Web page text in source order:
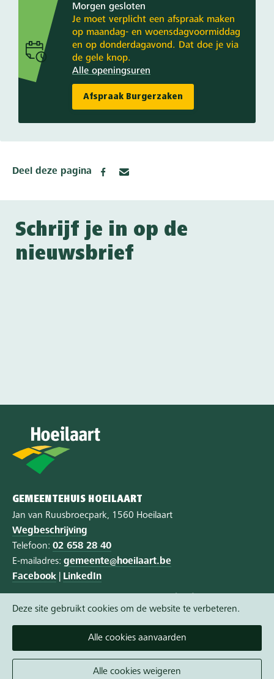
Morgen gesloten
Je moet verplicht een afspraak maken
op maandag- en woensdagvoormiddag
en op donderdagavond. Dat doe je via
de gele knop.
Alle openingsuren
Afspraak Burgerzaken
Deel deze pagina
Schrijf je in op de
nieuwsbrief
GEMEENTEHUIS HOEILAART
Jan van Ruusbroecpark, 1560 Hoeilaart
Wegbeschrijving
Telefoon: 02 658 28 40
E-mailadres: gemeente@hoeilaart.be
Facebook
LinkedIn
Vandaag gesloten
Morgen gesloten
Alle openingsuren
Deze site gebruikt cookies om de website te verbeteren.
Alle cookies weigeren
Alle cookies aanvaarden